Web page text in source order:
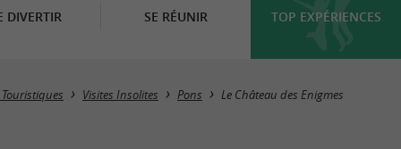
DIVERTIR SE RÉUNIR TOP EXPÉRIENCES
Touristiques Visites Insolites Pons Le Château des Enigmes